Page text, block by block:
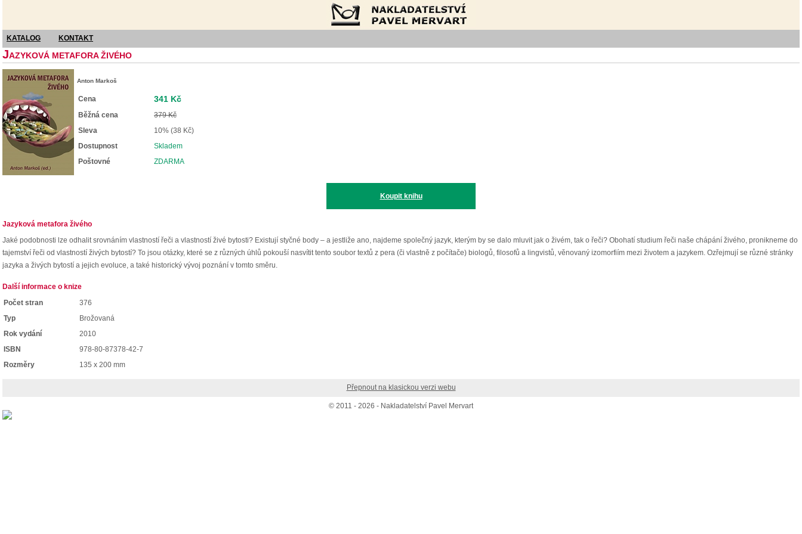
KATALOG KONTAKT
JAZYKOVÁ METAFORA ŽIVÉHO
Anton Markoš
Cena 341 Kč
Běžná cena
379 Kč
Sleva
10% (38 Kč)
Dostupnost
Skladem
Poštovné
ZDARMA
Koupit knihu
Jazyková metafora živého
Jaké podobnosti lze odhalit srovnáním vlastností řeči a vlastností živé bytosti? Existují styčné body – a jestliže ano, najdeme společný jazyk, kterým by se dalo mluvit jak o živém, tak o řeči? Obohatí studium řeči naše chápání živého, pronikneme do
tajemství řeči od vlastností živých bytostí? To jsou otázky, které se z různých úhlů pokouší nasvítit tento soubor textů z pera (či vlastně z počítače) biologů, filosofů a lingvistů, věnovaný izomorfiím mezi životem a jazykem. Ozřejmují se různé stránky
jazyka a živých bytostí a jejich evoluce, a také historický vývoj poznání v tomto směru.
Další informace o knize
Počet stran
376
Typ
Brožovaná
Rok vydání
2010
ISBN
978-80-87378-42-7
Rozměry
135 x 200 mm
Přepnout na klasickou verzi webu
© 2011 - 2026 - Nakladatelství Pavel Mervart